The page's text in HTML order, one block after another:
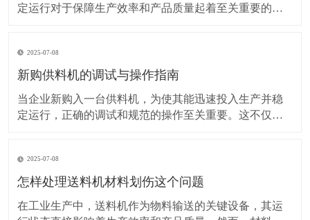
定运行对于保障生产效率和产品质量起着至关重要的作
查是基础且重要的一步。要仔细查看设备外壳是否有明
显的破损、变形或裂缝。外壳的完整性不仅关系到设备
2025-07-08
新购供料机的调试与操作指南
当企业新购入一台供料机，为使其能迅速投入生产并稳
定运行，正确的调试和规范的操作至关重要。这不仅关
有运输过程中的损坏，如外壳变形、部件松动等情况。
同时，核对设备的型号、规格是否与购买合同一致，配
2025-07-08
怎样处理送料机材料划伤这个问题
在工业生产中，送料机作为物料输送的关键设备，其运